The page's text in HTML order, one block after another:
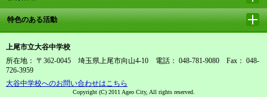
特色のある活動
上尾市立大谷中学校
所在地： 〒362-0045 埼玉県上尾市向山4-10 電話： 048-781-9080 Fax： 048-
726-3959
大谷中学校へのお問い合わせはこちら
Copyright (C) 2011 Ageo City, All rights reserved.